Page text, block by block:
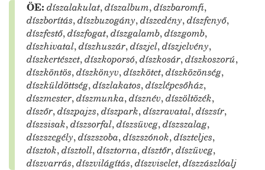
ÖE: díszalakulat,díszalbum,díszbaromfi,
díszborítás,díszbuzogány,díszedény,díszfenyő,
díszfestő,díszfogat,díszgalamb,díszgomb,
díszhivatal,díszhuszár,díszjel,díszjelvény,
díszkertészet,díszkoporsó,díszkosár,díszkoszorú,
díszköntös,díszkönyv,díszkötet,díszközönség,
díszküldöttség,díszlakatos,díszlépcsőház,
díszmester,díszmunka,dísznév,díszöltözék,
díszőr,díszpajzs,díszpark,díszravatal,díszsír,
díszsisak,díszsorfal,díszsüveg,díszszalag,
díszszegély,díszszoba,díszszónok,díszteljes,
dísztok,dísztoll,dísztorna,dísztőr,díszüveg,
díszvarrás,díszvilágítás,díszviselet,díszzászlóalj